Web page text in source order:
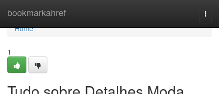
bookmarkahref
Home
Home
1